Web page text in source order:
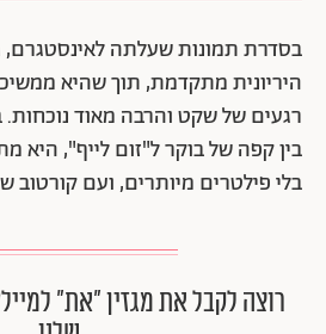
בסדרת תמונות שעלתה לאינסטגרם,
היריונית מתקדמת, תוך שהיא
רגעים של שקט והרבה מאוד נוכחות.
בין קפה של בוקר ל"זום לייף", היא
בלי פילטרים מיותרים, ועם קורטוב
רוצה לקבל את מגזין ״את״